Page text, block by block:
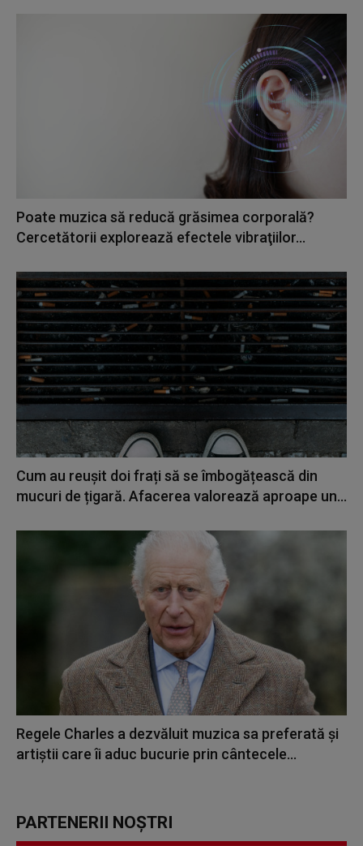
Poate muzica să reducă grăsimea corporală?
Cercetătorii explorează efectele vibraţiilor...
Cum au reușit doi frați să se îmbogățească din
mucuri de țigară. Afacerea valorează aproape un...
Regele Charles a dezvăluit muzica sa preferată și
artiștii care îi aduc bucurie prin cântecele...
PARTENERII NOȘTRI